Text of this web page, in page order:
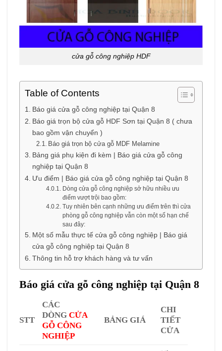
cửa gỗ công nghiệp HDF
Table of Contents
Báo giá cửa gỗ công nghiệp tại Quận 8
Báo giá trọn bộ cửa gỗ HDF Sơn tại Quận 8 ( chưa
bao gồm vận chuyển )
Báo giá trọn bộ cửa gỗ MDF Melamine
Bảng giá phụ kiện đi kèm | Báo giá cửa gỗ công
nghiệp tại Quận 8
Ưu điểm | Báo giá cửa gỗ công nghiệp tại Quận 8
Dòng cửa gỗ công nghiệp sở hữu nhiều ưu
điểm vượt trội bao gồm:
Tuy nhiên bên cạnh những ưu điểm trên thì cửa
phòng gỗ công nghiệp vẫn còn một số hạn chế
sau đây:
Một số mẫu thực tế cửa gỗ công nghiệp | Báo giá
cửa gỗ công nghiệp tại Quận 8
Thông tin hỗ trợ khách hàng và tư vấn
Báo giá cửa gỗ công nghiệp tại Quận 8
STT
CÁC
DÒNG CỬA
GỖ CÔNG
NGHIỆP
BẢNG GIÁ
CHI
TIẾT
CỬA